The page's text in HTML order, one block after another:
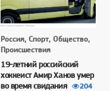
Россия, Спорт, Общество,
Происшествия
19-летний российский
хоккеист Амир Ханов умер
во время свидания
204